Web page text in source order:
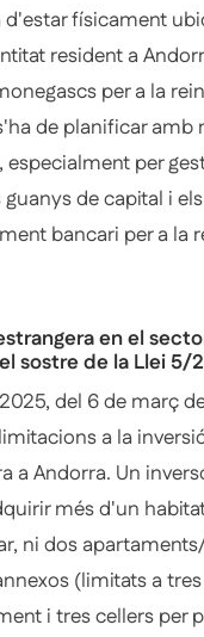
d'estar físicament
resident a
per a la
de planificar amb
especialment per
guanys de capital i
bancari per a la
en el
sostre de la Llei 5/
del 6 de març
a la
a Andorra. Un
més d'un
ni dos
(limitats a
i tres cellers per